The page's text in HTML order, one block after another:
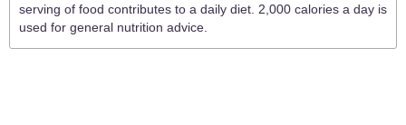
serving of food contributes to a daily diet. 2,000 calories a day is
used for general nutrition advice.